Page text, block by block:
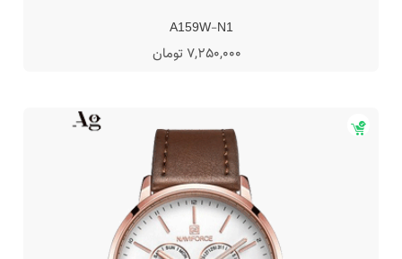
A159W-N1
7,250,000 تومان